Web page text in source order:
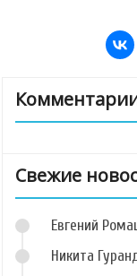
Свежие
Евгений
Никита